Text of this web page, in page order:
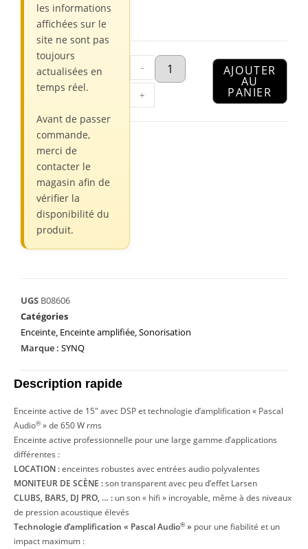
les informations
affichées sur le
site ne sont pas
toujours
actualisées en
temps réel.
Avant de passer
commande,
merci de
contacter le
magasin afin de
vérifier la
disponibilité du
produit.
-
+
AJOUTER
AU
PANIER
UGS B08606
Catégories
Enceinte, Enceinte amplifiée,Sonorisation
Marque : SYNQ
Description rapide
Enceinte active de 15″ avec DSP et technologie d’amplification « Pascal
Audio® » de 650 W rms
Enceinte active professionnelle pour une large gamme d’applications
différentes :
LOCATION :enceintes robustes avec entrées audio polyvalentes
MONITEUR DE SCÈNE :son transparent avec peu d’effet Larsen
CLUBS, BARS, DJ PRO, … : un son « hifi » incroyable, même à des niveaux
de pression acoustique élevés
Technologie d’amplification « Pascal Audio® » pour une fiabilité et un
impact maximum :